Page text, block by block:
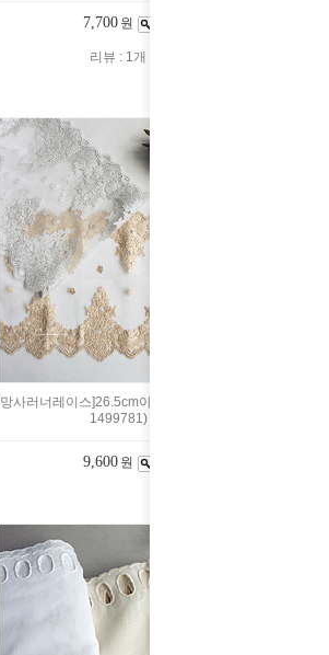
7,700 원
리뷰 : 1개
망사러너레이스]26.5cm아다지오-2color(
1499781)
9,600 원